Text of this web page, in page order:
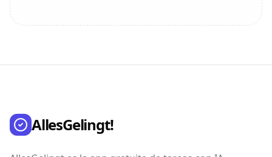
AllesGelingt!